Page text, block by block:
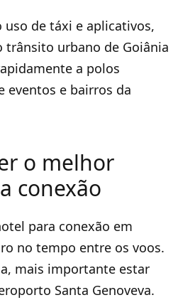
de táxi e aplicativos,
trânsito urbano de Goiânia
a polos
eventos e bairros da
o melhor
conexão
para conexão em
no tempo entre os voos.
mais importante estar
Santa Genoveva.